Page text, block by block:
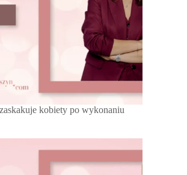
kobiety po wykonaniu